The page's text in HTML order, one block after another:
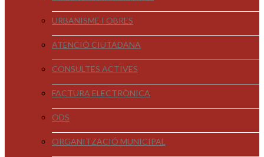
URBANISME I OBRES
ATENCIÓ CIUTADANA
CONSULTES ACTIVES
FACTURA ELECTRÒNICA
ODS
ORGANITZACIÓ MUNICIPAL